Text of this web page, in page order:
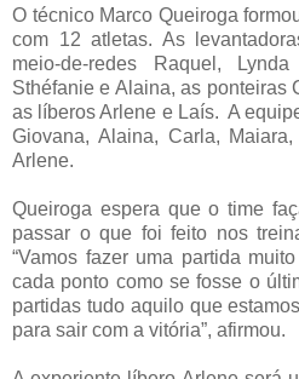
O técnico Marco Queiroga
com 12 atletas. As
meio-de-redes Raquel,
Sthéfanie e Alaina, as ponteiras
as líberos Arlene e Laís. A
Giovana, Alaina, Carla,
Arlene.
Queiroga espera que o time
passar o que foi feito nos
“Vamos fazer uma partida
cada ponto como se fosse o
partidas tudo aquilo que
para sair com a vitória”, afirmou.